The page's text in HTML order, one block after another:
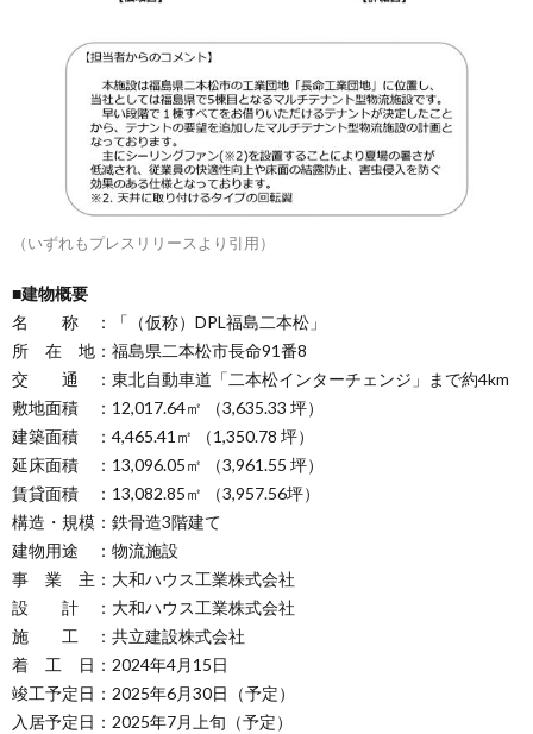
（いずれもプレスリリースより引用）
■建物概要
名 称 ：「（仮称）DPL福島二本松」
所 在 地：福島県二本松市長命91番8
交 通 ：東北自動車道「二本松インターチェンジ」まで約4km
敷地面積 ：12,017.64㎡ （3,635.33 坪）
建築面積 ：4,465.41㎡ （1,350.78 坪）
延床面積 ：13,096.05㎡ （3,961.55 坪）
賃貸面積 ：13,082.85㎡ （3,957.56坪）
構造・規模：鉄骨造3階建て
建物用途 ：物流施設
事 業 主：大和ハウス工業株式会社
設 計 ：大和ハウス工業株式会社
施 工 ：共立建設株式会社
着 工 日：2024年4月15日
竣工予定日：2025年6月30日（予定）
入居予定日：2025年7月上旬（予定）